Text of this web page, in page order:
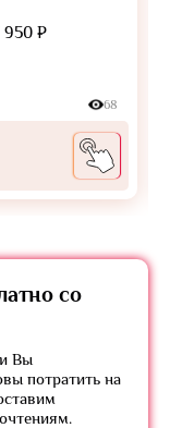
950 ₽
68
со
Вы
потратить на